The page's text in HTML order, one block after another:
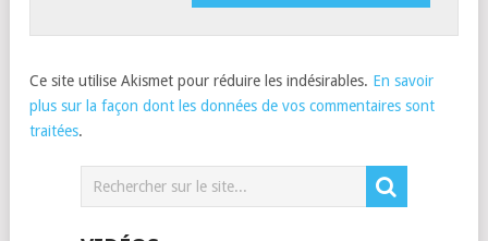
Ce site utilise Akismet pour réduire les indésirables. En savoir
plus sur la façon dont les données de vos commentaires sont
traitées.